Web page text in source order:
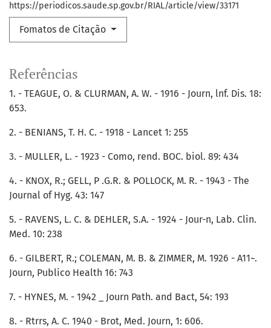
https://periodicos.saude.sp.gov.br/RIAL/article/view/33171
Fomatos de Citação
Referências
1. - TEAGUE, O. & CLURMAN, A. W. - 1916 - Journ, lnf. Dis. 18:
653.
2. - BENIANS, T. H. C. - 1918 - Lancet 1: 255
3. - MULLER, L. - 1923 - Como, rend. BOC. biol. 89: 434
4. - KNOX, R.; GELL, P .G.R. & POLLOCK, M. R. - 1943 - The
Journal of Hyg. 43: 147
5. - RAVENS, L. C. & DEHLER, S.A. - 1924 - Jour-n, Lab. Clin.
Med. 10: 238
6. - GILBERT, R.; COLEMAN, M. B. & ZIMMER, M. 1926 - A11~.
Journ, Publico Health 16: 743
7. - HYNES, M. - 1942 _ Journ Path. and Bact, 54: 193
8. - Rtrrs, A. C. 1940 - Brot, Med. Journ, 1: 606.